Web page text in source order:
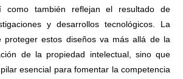
como también reflejan el resultado de
y desarrollos tecnológicos. La
proteger estos diseños va más allá de la
de la propiedad intelectual, sino que
esencial para fomentar la competencia